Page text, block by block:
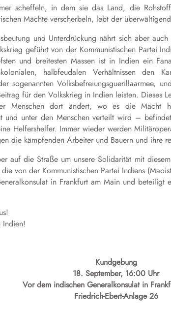
scheffeln, in dem sie das Land, die
Mächte verscherbeln, lebt der
und Unterdrückung nährt sich aber
geführt von der Kommunistischen Partei
und breitesten Massen ist in Indien ein
halbfeudalen Verhältnissen den
sogenannten Volksbefreiungsguerillaarmee,
für den Volkskrieg in Indien leisten. Dieses
Menschen dort ändert, wo es die
und unter den Menschen verteilt wird –
Helfershelfer. Immer wieder werden
die kämpfenden Arbeiter und Bauern und ihre
auf die Straße um unsere Solidarität mit
von der Kommunistischen Partei Indiens
in Frankfurt am Main und beteiligt
Indien!
Kundgebung
18. September, 16:00 Uhr
Vor dem indischen Generalkonsulat in
Friedrich-Ebert-Anlage 26